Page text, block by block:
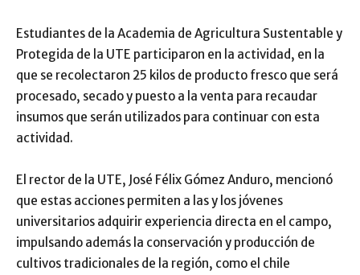
Estudiantes de la Academia de Agricultura Sustentable y
Protegida de la UTE participaron en la actividad, en la
que se recolectaron 25 kilos de producto fresco que será
procesado, secado y puesto a la venta para recaudar
insumos que serán utilizados para continuar con esta
actividad.
El rector de la UTE, José Félix Gómez Anduro, mencionó
que estas acciones permiten a las y los jóvenes
universitarios adquirir experiencia directa en el campo,
impulsando además la conservación y producción de
cultivos tradicionales de la región, como el chile